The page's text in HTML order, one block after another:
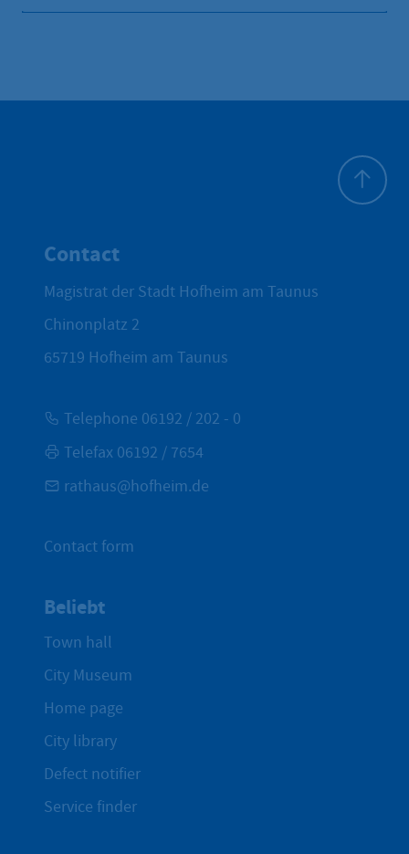
Contact
Magistrat der Stadt Hofheim am Taunus
Chinonplatz 2
65719 Hofheim am Taunus
Telephone 06192 / 202 - 0
Telefax 06192 / 7654
rathaus@hofheim.de
Contact form
Beliebt
Town hall
City Museum
Home page
City library
Defect notifier
Service finder